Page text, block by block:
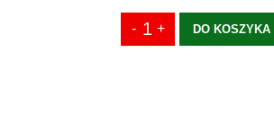
DO KOSZYKA